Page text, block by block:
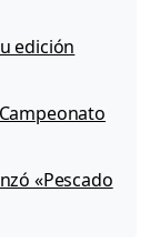
edición
«Pescado